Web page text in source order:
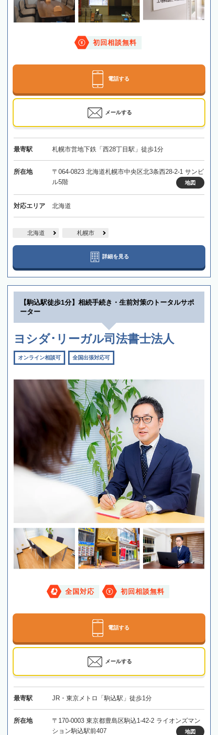
初回相談無料
電話する
メールする
最寄駅 札幌市営地下鉄「西28丁目駅」徒歩1分
所在地
〒064-0823 北海道札幌市中央区北3条西28-2-1 サンビ
ル5階
地図
対応エリア 北海道
北海道 札幌市
詳細を見る
【駒込駅徒歩1分】相続手続き・生前対策のトータルサポ
ーター
ヨシダ･リーガル司法書士法人
オンライン相談可 全国出張対応可
全国対応 初回相談無料
電話する
メールする
最寄駅 JR・東京メトロ「駒込駅」徒歩1分
所在地
〒170-0003 東京都豊島区駒込1-42-2 ライオンズマン
ション駒込駅前407
地図